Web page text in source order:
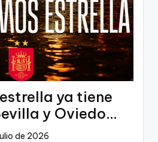
ya tiene
y Oviedo
de 2026